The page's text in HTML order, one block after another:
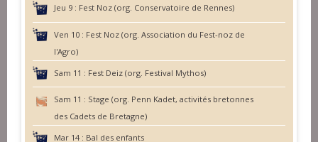
Jeu 9 : Fest Noz (org. Conservatoire de Rennes)
Ven 10 : Fest Noz (org. Association du Fest-noz de
l'Agro)
Sam 11 : Fest Deiz (org. Festival Mythos)
Sam 11 : Stage (org. Penn Kadet, activités bretonnes
des Cadets de Bretagne)
Mar 14 : Bal des enfants